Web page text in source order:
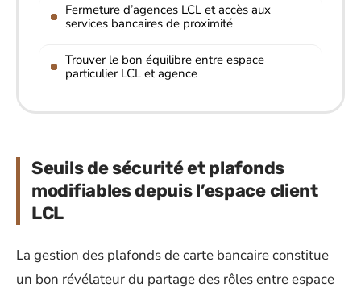
Fermeture d’agences LCL et accès aux
services bancaires de proximité
Trouver le bon équilibre entre espace
particulier LCL et agence
Seuils de sécurité et plafonds
modifiables depuis l’espace client
LCL
La gestion des plafonds de carte bancaire constitue
un bon révélateur du partage des rôles entre espace